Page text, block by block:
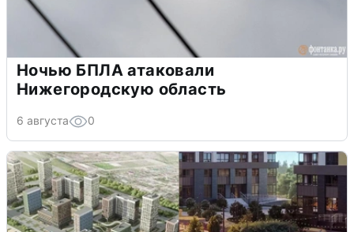
Ночью БПЛА атаковали
Нижегородскую область
6 августа 0